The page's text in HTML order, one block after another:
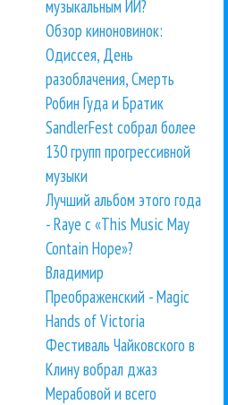
музыкальным ИИ?
Обзор киноновинок:
Одиссея, День
разоблачения, Смерть
Робин Гуда и Братик
SandlerFest собрал более
130 групп прогрессивной
музыки
Лучший альбом этого года
- Raye с «This Music May
Contain Hope»?
Владимир
Преображенский - Magic
Hands of Victoria
Фестиваль Чайковского в
Клину вобрал джаз
Мерабовой и всего